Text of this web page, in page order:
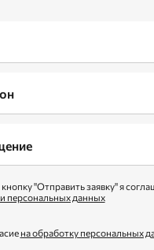
"Отправить заявку" я
персональных данных
на обработку персональных